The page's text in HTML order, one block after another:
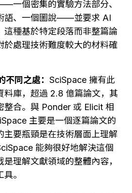
一個密集的實驗方法部分、
語、一個圖說——並要求 AI
這種基於特定段落而非整篇論
於處理技術難度較大的材料確
同之處： SciSpace 擁有此
料庫，超過 2.8 億篇論文，其
整合。與 Ponder 或 Elicit 相
主要是一個逐篇論文的
主要瓶頸是在技術層面上理解
能夠很好地解決這個
理解文獻領域的整體內容，
。